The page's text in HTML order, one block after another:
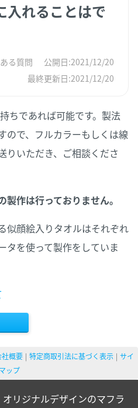
入れることはで
る質問
公開日:2021/12/20
最終更新日:2021/12/20
ちであれば可能です。製法
ので、フルカラーもしくは線
りいただき、ご相談くださ
作は行っておりません。
似顔絵入りタオルはそれぞれ
タを使って製作をしていま
社概要 特定商取引法に基づく表示
サイ
ップ
オリジナルデザインのマフラ